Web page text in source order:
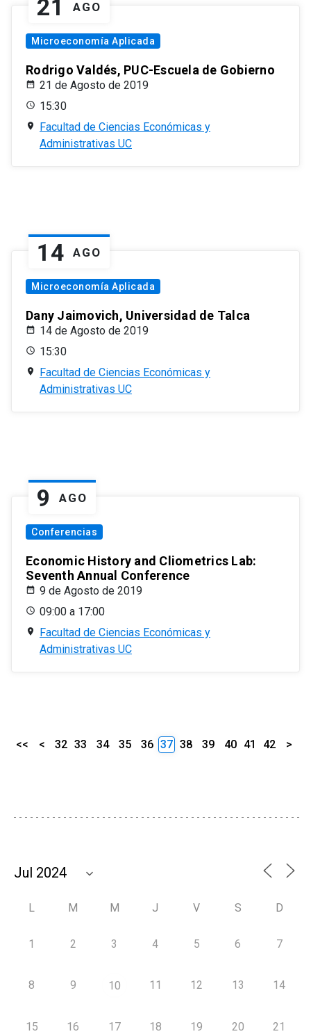
21 AGO
Microeconomía Aplicada
Rodrigo Valdés, PUC-Escuela de Gobierno
21 de Agosto de 2019
15:30
Facultad de Ciencias Económicas y
Administrativas UC
14 AGO
Microeconomía Aplicada
Dany Jaimovich, Universidad de Talca
14 de Agosto de 2019
15:30
Facultad de Ciencias Económicas y
Administrativas UC
9 AGO
Conferencias
Economic History and Cliometrics Lab:
Seventh Annual Conference
9 de Agosto de 2019
09:00 a 17:00
Facultad de Ciencias Económicas y
Administrativas UC
<< < 32 33 34 35 36 37 38 39 40 41 42 >
L M M J V S D
1 2 3 4 5 6 7
8 9 10 11 12 13 14
15 16 17 18 19 20 21